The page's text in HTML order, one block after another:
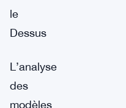
le
Dessus
L’analyse
des
modèles